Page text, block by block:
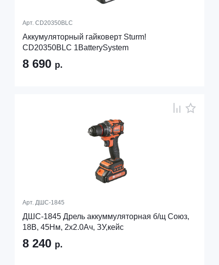
Арт. CD20350BLC
Аккумуляторный гайковерт Sturm!
CD20350BLC 1BatterySystem
8 690 р.
Арт. ДШС-1845
ДШС-1845 Дрель аккуммуляторная б/щ Союз,
18В, 45Нм, 2х2.0Ач, ЗУ,кейс
8 240 р.